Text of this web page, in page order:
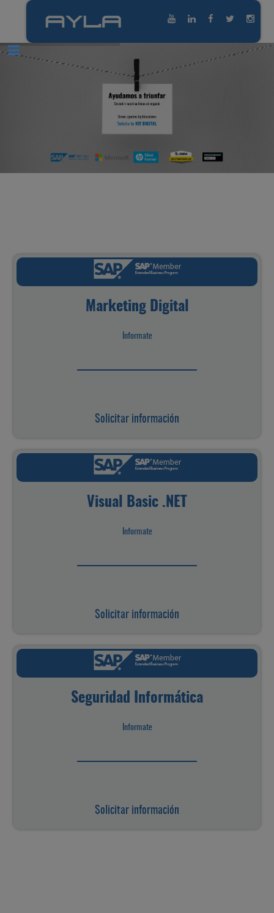
Marketing Digital
Informate
Solicitar información
Visual Basic .NET
Informate
Solicitar información
Seguridad Informática
Informate
Solicitar información